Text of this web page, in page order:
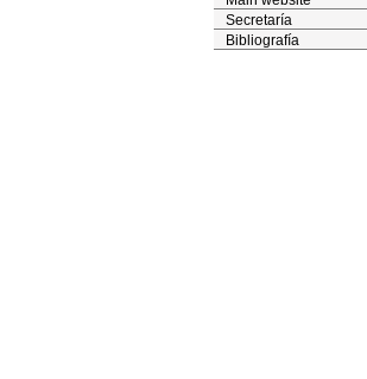
Secretaría
Bibliografía